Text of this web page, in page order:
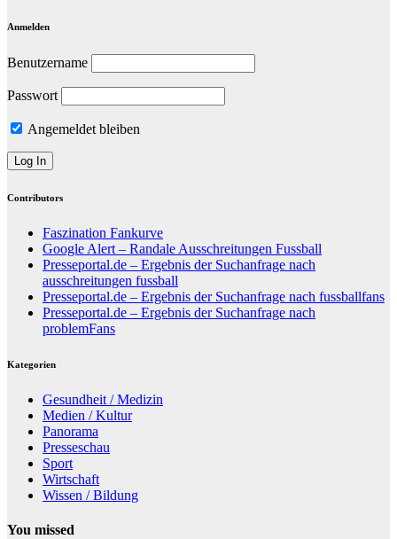
Anmelden
Benutzername
Passwort
Angemeldet bleiben
Contributors
Faszination Fankurve
Google Alert – Randale Ausschreitungen Fussball
Presseportal.de – Ergebnis der Suchanfrage nach
ausschreitungen fussball
Presseportal.de – Ergebnis der Suchanfrage nach fussballfans
Presseportal.de – Ergebnis der Suchanfrage nach
problemFans
Kategorien
Gesundheit / Medizin
Medien / Kultur
Panorama
Presseschau
Sport
Wirtschaft
Wissen / Bildung
You missed